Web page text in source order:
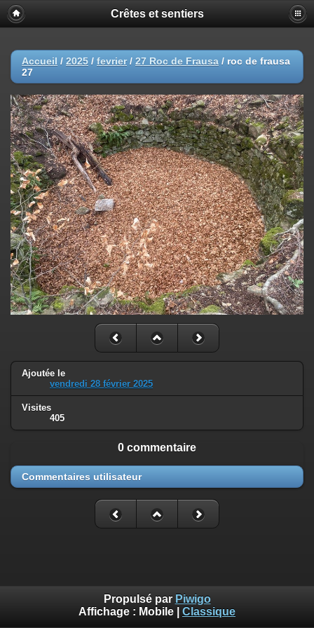
Crêtes et sentiers
Accueil / 2025 / fevrier/ 27 Roc de Frausa / roc de frausa
27
Ajoutée le
vendredi 28 février 2025
Visites
405
0 commentaire
Commentaires utilisateur
Propulsé par Piwigo
Affichage : Mobile Classique